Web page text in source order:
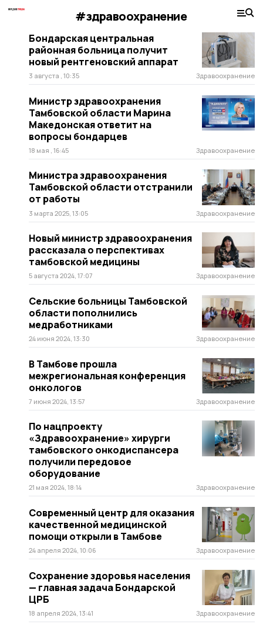
#здравоохранение
Бондарская центральная
районная больница получит
новый рентгеновский аппарат
3 августа , 10:35 Здравоохранение
Министр здравоохранения
Тамбовской области Марина
Македонская ответит на
вопросы бондарцев
18 мая , 16:45 Здравоохранение
Министра здравоохранения
Тамбовской области отстранили
от работы
3 марта 2025, 13:05 Здравоохранение
Новый министр здравоохранения
рассказала о перспективах
тамбовской медицины
5 августа 2024, 17:07 Здравоохранение
Сельские больницы Тамбовской
области пополнились
медработниками
24 июня 2024, 13:30 Здравоохранение
В Тамбове прошла
межрегиональная конференция
онкологов
7 июня 2024, 13:57 Здравоохранение
По нацпроекту
«Здравоохранение» хирурги
тамбовского онкодиспансера
получили передовое
оборудование
21 мая 2024, 18:14 Здравоохранение
Современный центр для оказания
качественной медицинской
помощи открыли в Тамбове
24 апреля 2024, 10:06 Здравоохранение
Сохранение здоровья населения
— главная задача Бондарской
ЦРБ
18 апреля 2024, 13:41 Здравоохранение